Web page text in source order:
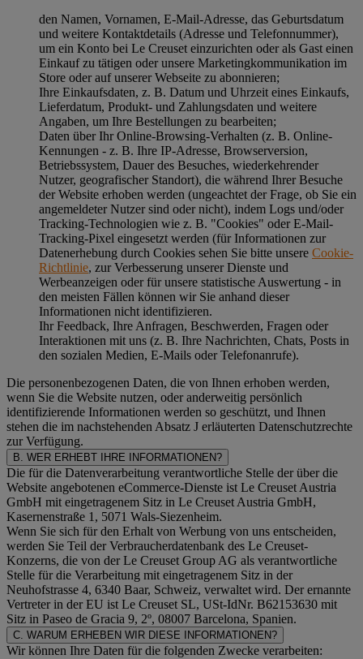
den Namen, Vornamen, E-Mail-Adresse, das Geburtsdatum
und weitere Kontaktdetails (Adresse und Telefonnummer),
um ein Konto bei Le Creuset einzurichten oder als Gast einen
Einkauf zu tätigen oder unsere Marketingkommunikation im
Store oder auf unserer Webseite zu abonnieren;
Ihre Einkaufsdaten, z. B. Datum und Uhrzeit eines Einkaufs,
Lieferdatum, Produkt- und Zahlungsdaten und weitere
Angaben, um Ihre Bestellungen zu bearbeiten;
Daten über Ihr Online-Browsing-Verhalten (z. B. Online-
Kennungen - z. B. Ihre IP-Adresse, Browserversion,
Betriebssystem, Dauer des Besuches, wiederkehrender
Nutzer, geografischer Standort), die während Ihrer Besuche
der Website erhoben werden (ungeachtet der Frage, ob Sie ein
angemeldeter Nutzer sind oder nicht), indem Logs und/oder
Tracking-Technologien wie z. B. "Cookies" oder E-Mail-
Tracking-Pixel eingesetzt werden (für Informationen zur
Datenerhebung durch Cookies sehen Sie bitte unsere Cookie-
Richtlinie, zur Verbesserung unserer Dienste und
Werbeanzeigen oder für unsere statistische Auswertung - in
den meisten Fällen können wir Sie anhand dieser
Informationen nicht identifizieren.
Ihr Feedback, Ihre Anfragen, Beschwerden, Fragen oder
Interaktionen mit uns (z. B. Ihre Nachrichten, Chats, Posts in
den sozialen Medien, E-Mails oder Telefonanrufe).
Die personenbezogenen Daten, die von Ihnen erhoben werden,
wenn Sie die Website nutzen, oder anderweitig persönlich
identifizierende Informationen werden so geschützt, und Ihnen
stehen die im nachstehendenAbsatz J erläuterten Datenschutzrechte
zur Verfügung.
B. WER ERHEBT IHRE INFORMATIONEN?
Die für die Datenverarbeitung verantwortliche Stelle der über die
Website angebotenen eCommerce-Dienste ist Le Creuset Austria
GmbH mit eingetragenem Sitz in Le Creuset Austria GmbH,
Kasernenstraße 1, 5071 Wals-Siezenheim.
Wenn Sie sich für den Erhalt von Werbung von uns entscheiden,
werden Sie Teil der Verbraucherdatenbank des Le Creuset-
Konzerns, die von der Le Creuset Group AG als verantwortliche
Stelle für die Verarbeitung mit eingetragenem Sitz in der
Neuhofstrasse 4, 6340 Baar, Schweiz, verwaltet wird. Der ernannte
Vertreter in der EU ist Le Creuset SL, USt-IdNr. B62153630 mit
Sitz in Paseo de Gracia 9, 2º, 08007 Barcelona, Spanien.
C. WARUM ERHEBEN WIR DIESE INFORMATIONEN?
Wir können Ihre Daten für die folgenden Zwecke verarbeiten: